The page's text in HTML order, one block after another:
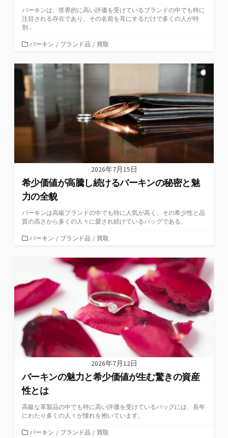
バーキンは、世界的に高い評価を受けているブランドの中でも特に
注目される存在であり、その名前を耳にするだけで多くの人が特
別...
カ
ゴ
リ
ー
バーキン / ブランド品 / 買取
2026年7月15日
希少価値が高騰し続けるバーキンの秘密と魅
力の全貌
バーキンは高級ブランドの中でも特に人気が高く、その希少性と品
質の高さから多くの人々に愛され続けているバッグである。
カバーキン / ブランド品 / 買取
2026年7月12日
バーキンの魅力と希少価値が生む驚きの資産
性とは
高級な革製品の中でも特に高い評価を受けているバッグには、長年
にわたり多くの人々が憧れを抱いています。
カバーキン / ブランド品 / 買取